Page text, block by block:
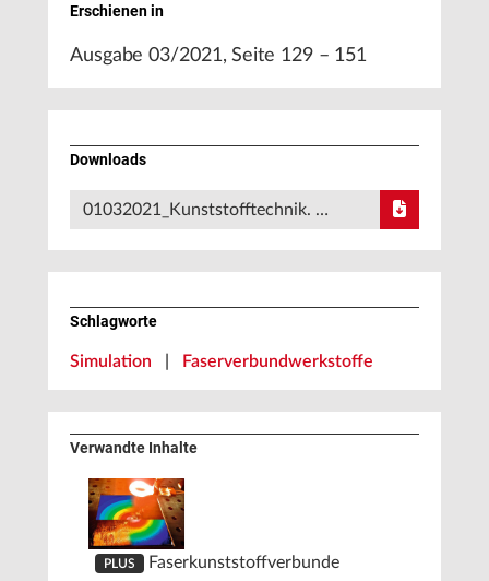
Erschienen in
Ausgabe 03/2021, Seite 129 – 151
Downloads
01032021_Kunststofftechnik. …
Schlagworte
Simulation Faserverbundwerkstoffe
Verwandte Inhalte
PLUS Faserkunststoffverbunde